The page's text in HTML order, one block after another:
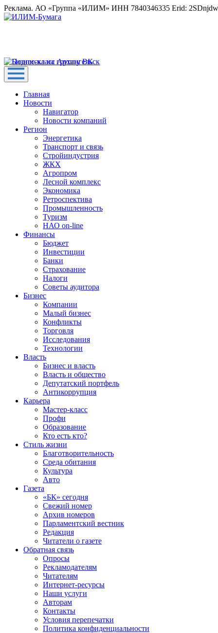
Реклама. АО «Группа «ИЛИМ» ИНН 7840346335 Erid:
Главная
Новости
Навигатор
Новости компаний
Регион
Энергетика
Транспорт и связь
Стройиндустрия
ЖКХ
Агропром
Лесной комплекс
Экономика
Ретроспектива
Промышленность
Туризм
НАО on-line
Финансы
Бюджет
Инвестиции
Банки
Страхование
Налоги
Советы аудитора
Бизнес
Компании
Малый бизнес
Конфликты
Торговля
Исследования
Технологии
Власть
Бизнес и власть
Власть и общество
Депутатский портфель
Антикоррупция
Карьера
Мастер-класс
Профи
Образование
Кто есть кто?
Стиль жизни
Благотворительность
Среда обитания
Культура
Авто
Газета
«БК» сегодня
Свежий номер
Архив номеров
Парламентский вестник
Редакция
Читатели о газете
Обратная связь
Опросы
Рекламодателям
Читателям
Интернет-ресурсы
Наши услуги
Авторам
Контакты
Условия перепечатки
Политика конфиденциальности